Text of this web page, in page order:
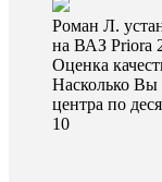
Роман Л.
на ВАЗ Priora
Оценка
Насколько Вы
центра по
10